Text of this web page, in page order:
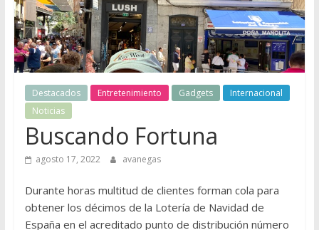
Destacados Entretenimiento Gadgets
Internacional
Noticias
Buscando Fortuna
agosto 17, 2022 avanegas
Durante horas multitud de clientes forman cola para
obtener los décimos de la Lotería de Navidad de
España en el acreditado punto de distribución número